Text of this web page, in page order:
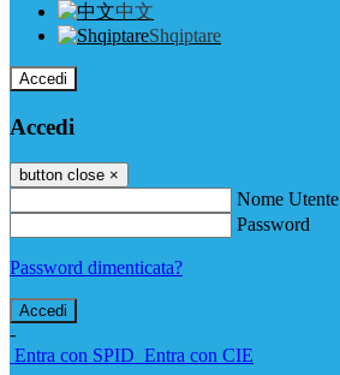
中文
Shqiptare
Accedi
Accedi
button close ×
Nome Utente
Password
Password dimenticata?
-
Entra con SPID Entra con CIE